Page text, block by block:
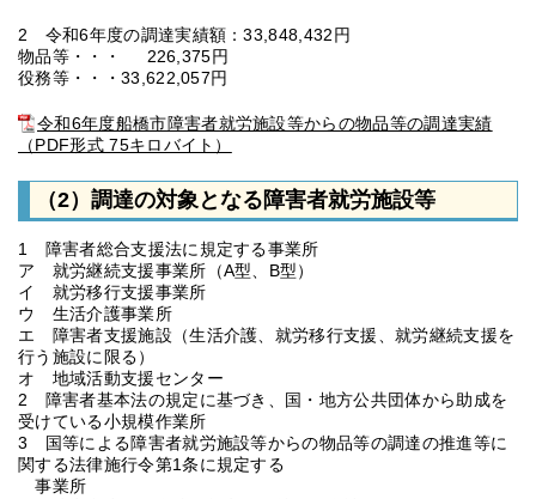
2 令和6年度の調達実績額：33,848,432円
物品等・・・ 226,375円
役務等・・・33,622,057円
令和6年度船橋市障害者就労施設等からの物品等の調達実績
（PDF形式 75キロバイト）
（2）調達の対象となる障害者就労施設等
1 障害者総合支援法に規定する事業所
ア 就労継続支援事業所（A型、B型）
イ 就労移行支援事業所
ウ 生活介護事業所
エ 障害者支援施設（生活介護、就労移行支援、就労継続支援を
行う施設に限る）
オ 地域活動支援センター
2 障害者基本法の規定に基づき、国・地方公共団体から助成を
受けている小規模作業所
3 国等による障害者就労施設等からの物品等の調達の推進等に
関する法律施行令第1条に規定する
事業所